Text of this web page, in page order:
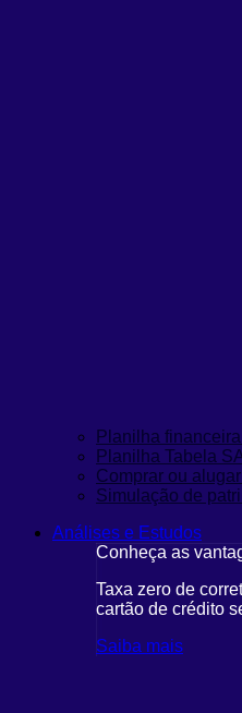
Planilha financeira
Planilha Tabela
Comprar ou
Simulação de
Análises e Estudos
Conheça as
Taxa zero de
cartão de crédito
Saiba mais